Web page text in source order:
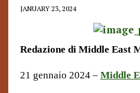
JANUARY 23, 2024
Redazione di Middle East
21 gennaio 2024 – Middle